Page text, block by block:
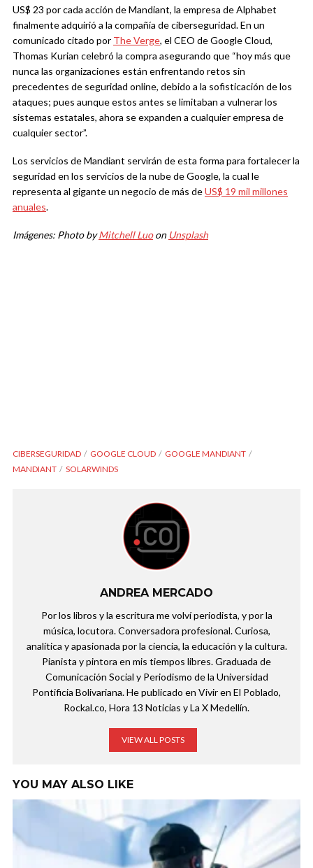
US$ 23 por cada acción de Mandiant, la empresa de Alphabet
finalmente adquirió a la compañía de ciberseguridad. En un
comunicado citado por The Verge, el CEO de Google Cloud,
Thomas Kurian celebró la compra asegurando que “hoy más que
nunca las organizaciones están enfrentando retos sin
precedentes de seguridad online, debido a la sofisticación de los
ataques; pues aunque estos antes se limitaban a vulnerar los
sistemas estatales, ahora se expanden a cualquier empresa de
cualquier sector”.
Los servicios de Mandiant servirán de esta forma para fortalecer la
seguridad en los servicios de la nube de Google, la cual le
representa al gigante un negocio de más deUS$ 19 mil millones
anuales.
Imágenes: Photo byMitchell Luoon Unsplash
CIBERSEGURIDAD GOOGLE CLOUD
GOOGLE MANDIANT
MANDIANT
SOLARWINDS
ANDREA MERCADO
Por los libros y la escritura me volví periodista, y por la
música, locutora. Conversadora profesional. Curiosa,
analítica y apasionada por la ciencia, la educación y la cultura.
Pianista y pintora en mis tiempos libres. Graduada de
Comunicación Social y Periodismo de la Universidad
Pontificia Bolivariana. He publicado en Vivir en El Poblado,
Rockal.co, Hora 13 Noticias y La X Medellín.
VIEW ALL POSTS
YOU MAY ALSO LIKE